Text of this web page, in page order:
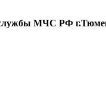
службы МЧС РФ